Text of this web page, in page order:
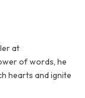
at
of words, he
hearts and ignite